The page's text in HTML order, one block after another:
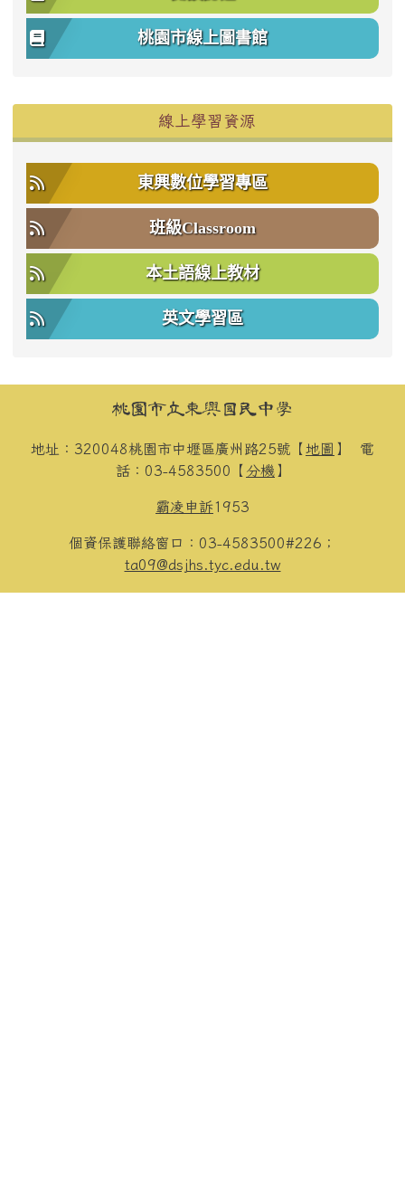
桃園市線上圖書館
線上學習資源
東興數位學習專區
班級Classroom
本土語線上教材
英文學習區
頁尾區域內容桃園市立東興國民中學
地址：320048桃園市中壢區廣州路25號【 地圖 】 電
話：03-4583500【 分機 】
霸凌申訴1953
個資保護聯絡窗口：03-4583500#226；
ta09@dsjhs.tyc.edu.tw